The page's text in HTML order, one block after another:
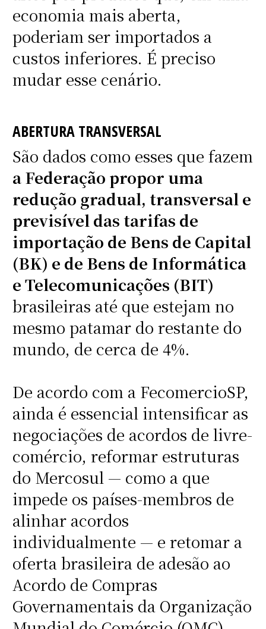
economia mais aberta,
poderiam ser importados a
custos inferiores. É preciso
mudar esse cenário.
ABERTURA TRANSVERSAL
São dados como esses que fazem
a Federação propor uma
redução gradual, transversal e
previsível das tarifas de
importação de Bens de Capital
(BK) e de Bens de Informática
e Telecomunicações (BIT)
brasileiras até que estejam no
mesmo patamar do restante do
mundo, de cerca de 4%.
De acordo com a FecomercioSP,
ainda é essencial intensificar as
negociações de acordos de livre-
comércio, reformar estruturas
do Mercosul — como a que
impede os países-membros de
alinhar acordos
individualmente — e retomar a
oferta brasileira de adesão ao
Acordo de Compras
Governamentais da Organização